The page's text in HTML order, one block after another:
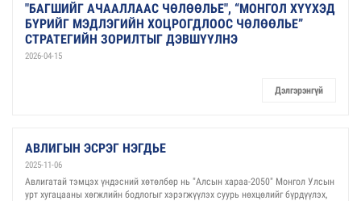
"БАГШИЙГ АЧААЛЛААС ЧӨЛӨӨЛЬЕ", “МОНГОЛ ХҮҮХЭД
БҮРИЙГ МЭДЛЭГИЙН ХОЦРОГДЛООС ЧӨЛӨӨЛЬЕ”
СТРАТЕГИЙН ЗОРИЛТЫГ ДЭВШҮҮЛНЭ
2026-04-15
Дэлгэрэнгүй
АВЛИГЫН ЭСРЭГ НЭГДЬЕ
2025-11-06
Авлигатай тэмцэх үндэсний хөтөлбөр нь "Алсын хараа-2050" Монгол Улсын
урт хугацааны хөгжлийн бодлогыг хэрэгжүүлэх суурь нөхцөлийг бүрдүүлэх,